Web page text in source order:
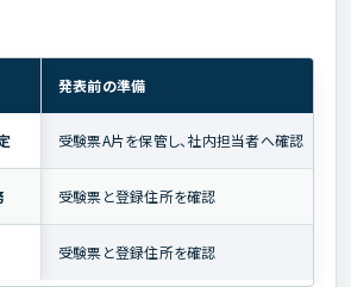
発表前の準備
受験票A片を保管し、社内担当者へ確認
受験票と登録住所を確認
受験票と登録住所を確認